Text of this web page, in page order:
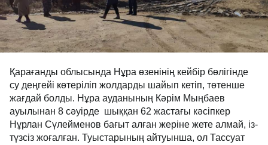
Қарағанды облысында Нұра өзенінің кейбір бөлігінде
су деңгейі көтеріліп жолдарды шайып кетіп, төтенше
жағдай болды. Нұра ауданының Кәрім Мыңбаев
ауылынан 8 сәуірде шыққан 62 жастағы кәсіпкер
Нұрлан Сүлейменов бағыт алған жеріне жете алмай, із-
түзсіз жоғалған. Туыстарының айтуынша, ол Тассуат